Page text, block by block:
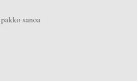
sanoa